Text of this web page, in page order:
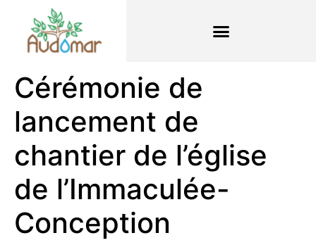
Cérémonie de
lancement de
chantier de l’église
de l’Immaculée-
Conception